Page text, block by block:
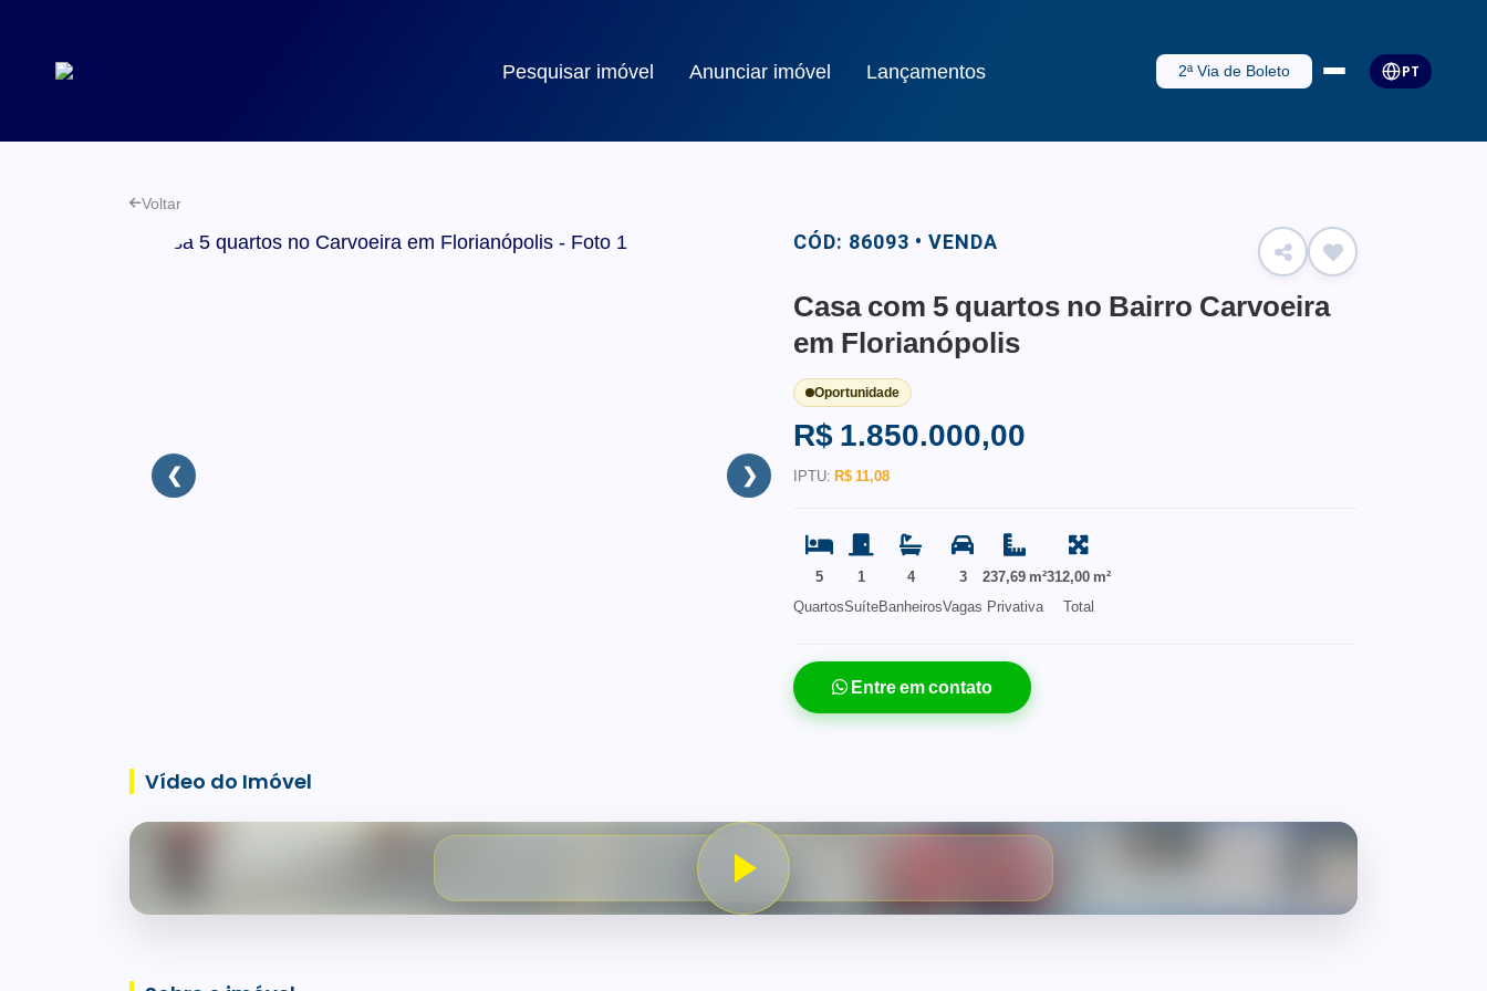
Pesquisar imóvel Anunciar imóvel Lançamentos 2ª Via de Boleto PT
Voltar
❮ ❯
CÓD: 86093 • VENDA
Casa com 5 quartos no Bairro Carvoeira
em Florianópolis
Oportunidade
R$ 1.850.000,00
IPTU: R$ 11,08
5
Quartos
1
Suíte
4
Banheiros
3
Vagas
237,69 m²
Privativa
312,00 m²
Total
Entre em contato
Vídeo do Imóvel